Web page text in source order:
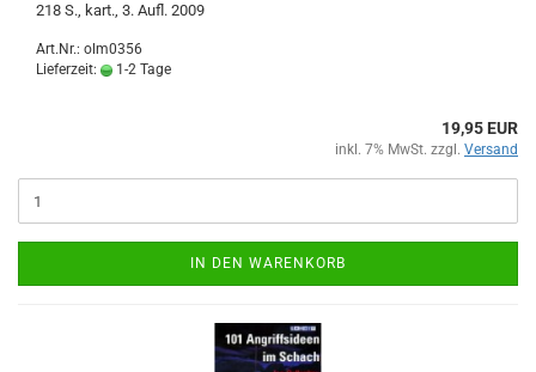
218 S., kart., 3. Aufl. 2009
Art.Nr.: olm0356
Lieferzeit:
1-2 Tage
19,95 EUR
inkl. 7% MwSt. zzgl. Versand
IN DEN WARENKORB